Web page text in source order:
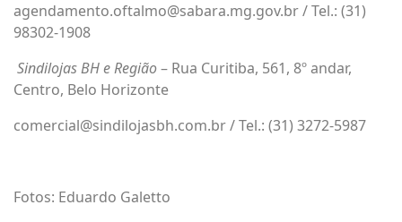
agendamento.oftalmo@sabara.mg.gov.br / Tel.: (31)
98302-1908
Sindilojas BH e Região– Rua Curitiba, 561, 8º andar,
Centro, Belo Horizonte
comercial@sindilojasbh.com.br / Tel.: (31) 3272-5987
Fotos: Eduardo Galetto